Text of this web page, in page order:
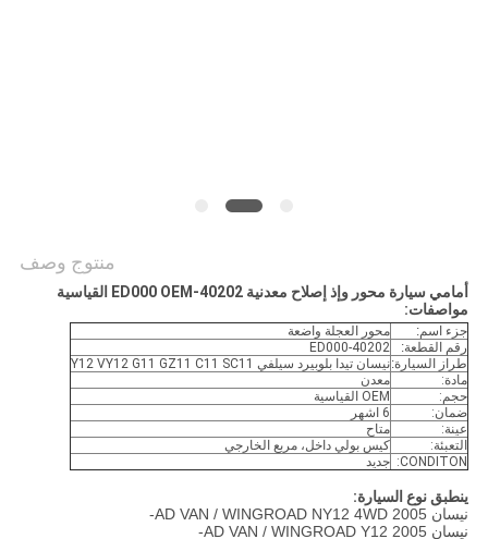
منتوج وصف
أمامي سيارة محور وإذ إصلاح معدنية 40202-ED000 OEM القياسية
مواصفات:
جزء اسم:
محور العجلة واضعة
رقم القطعة:
40202-ED000
طراز السيارة:نيسان تيدا بلوبيرد سيلفي Y12 VY12 G11 GZ11 C11 SC11
مادة:
معدن
حجم:
OEM القياسية
ضمان:
6 اشهر
عينة:
متاح
التعبئة:
كيس بولي داخل، مربع الخارجي
CONDITON:
جديد
ينطبق نوع السيارة:
نيسان AD VAN / WINGROAD NY12 4WD 2005-
نيسان AD VAN / WINGROAD Y12 2005-